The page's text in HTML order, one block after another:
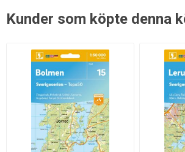
Kunder som köpte denna